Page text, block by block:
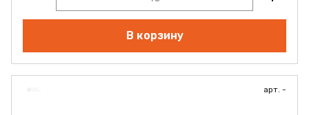
В корзину
арт. -